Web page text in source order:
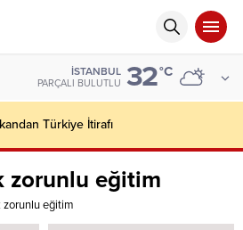
İSTANBUL
PARÇALI BULUTLU 32°C
Türkiye İtirafı
zorunlu eğitim
zorunlu eğitim